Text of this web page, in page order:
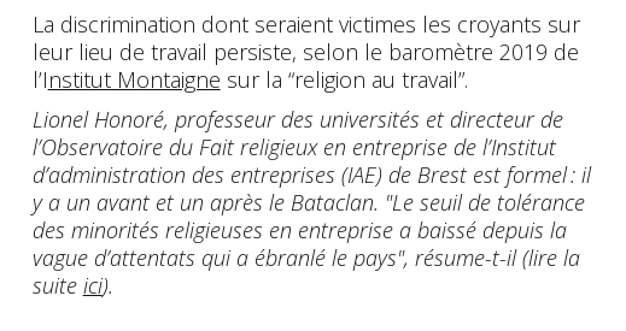
La discrimination dont seraient victimes les croyants sur
leur lieu de travail persiste, selon le baromètre 2019 de
l’Institut Montaigne sur la “religion au travail”.
Lionel Honoré, professeur des universités et directeur de
l’Observatoire du Fait religieux en entreprise de l’Institut
d’administration des entreprises (IAE) de Brest est formel : il
y a un avant et un après le Bataclan. "Le seuil de tolérance
des minorités religieuses en entreprise a baissé depuis la
vague d’attentats qui a ébranlé le pays", résume-t-il (lire la
suite ici).